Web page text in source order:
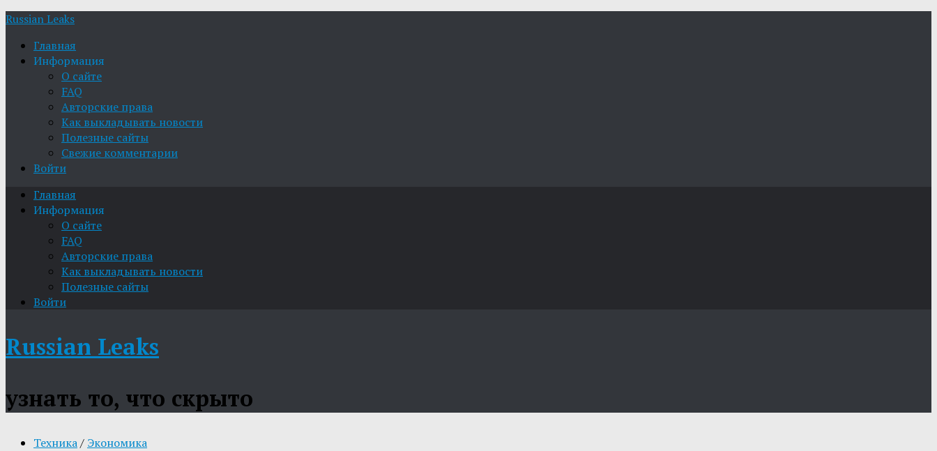
Russian Leaks
Главная
Информация
О сайте
FAQ
Авторские права
Как выкладывать новости
Полезные сайты
Свежие комментарии
Войти
Главная
Информация
О сайте
FAQ
Авторские права
Как выкладывать новости
Полезные сайты
Войти
Russian Leaks
узнать то, что скрыто
Техника/ Экономика